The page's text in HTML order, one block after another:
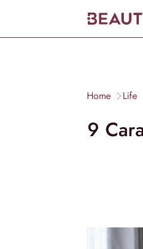
Home Life
9